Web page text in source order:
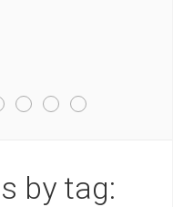
by tag: